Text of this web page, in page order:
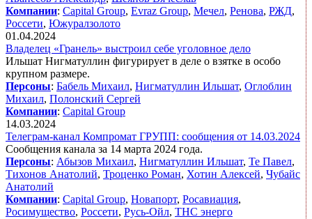
Компании: Capital Group, Evraz Group, Мечел, Ренова, РЖД,
Россети, Южуралзолото
01.04.2024
Владелец «Гранель» выстроил себе уголовное дело
Ильшат Нигматуллин фигурирует в деле о взятке в особо
крупном размере.
Персоны: Бабель Михаил, Нигматуллин Ильшат, Оглоблин
Михаил, Полонский Сергей
Компании: Capital Group
14.03.2024
Телеграм-канал Компромат ГРУПП: сообщения от 14.03.2024
Сообщения канала за 14 марта 2024 года.
Персоны: Абызов Михаил, Нигматуллин Ильшат, Те Павел,
Тихонов Анатолий, Троценко Роман, Хотин Алексей, Чубайс
Анатолий
Компании: Capital Group, Новапорт, Росавиация,
Росимущество, Россети, Русь-Ойл, ТНС энерго